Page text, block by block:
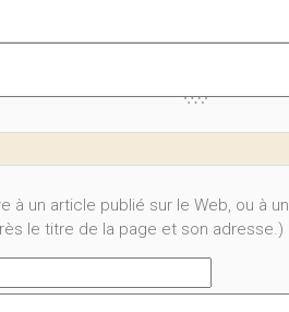
à un article publié sur le Web, ou à
le titre de la page et son adresse.)